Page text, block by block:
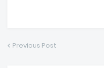
Previous Post